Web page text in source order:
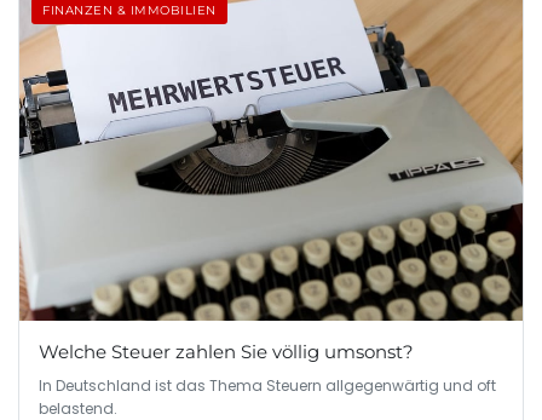
FINANZEN & IMMOBILIEN
Welche Steuer zahlen Sie völlig umsonst?
In Deutschland ist das Thema Steuern allgegenwärtig und oft
belastend.